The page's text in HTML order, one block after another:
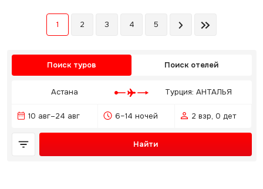
1 2 3 4 5
Поиск туров Поиск отелей
Астана Турция: АНТАЛЬЯ
10 авг–24 авг 6–14 ночей 2 взр, 0 дет
Найти